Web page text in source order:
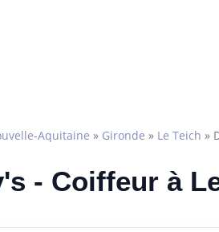
Aquitaine » Gironde » Le Teich »
- Coiffeur à